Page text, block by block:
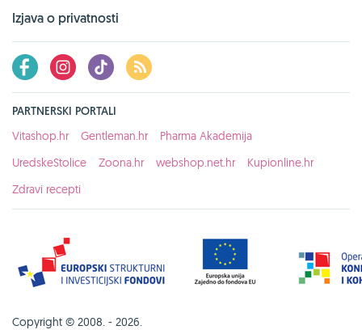
Izjava o privatnosti
PARTNERSKI PORTALI
Vitashop.hr
Gentleman.hr
Pharma Akademija
UredskeStolice
Zoona.hr webshop.net.hr
Kupionline.hr
Zdravi recepti
Copyright © 2008. - 2026.